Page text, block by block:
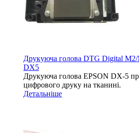
Друкуюча голова DTG Digital
DX5
Друкуюча голова EPSON DX-5
цифрового друку на тканині.
Детальніше